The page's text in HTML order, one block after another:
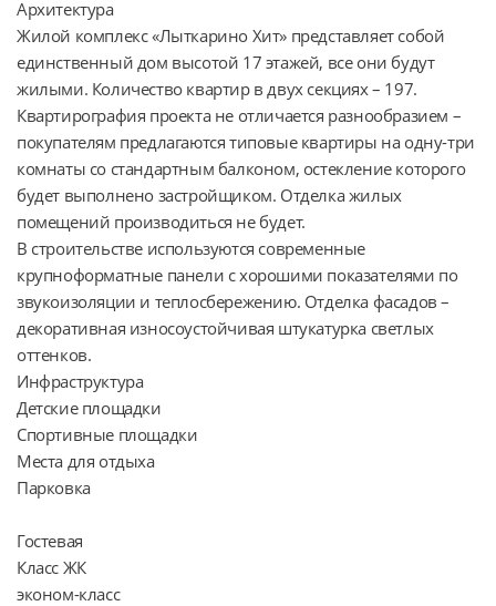
Архитектура
Жилой комплекс «Лыткарино Хит» представляет собой
единственный дом высотой 17 этажей, все они будут
жилыми. Количество квартир в двух секциях – 197.
Квартирография проекта не отличается разнообразием –
покупателям предлагаются типовые квартиры на одну-три
комнаты со стандартным балконом, остекление которого
будет выполнено застройщиком. Отделка жилых
помещений производиться не будет.
В строительстве используются современные
крупноформатные панели с хорошими показателями по
звукоизоляции и теплосбережению. Отделка фасадов –
декоративная износоустойчивая штукатурка светлых
оттенков.
Инфраструктура
Детские площадки
Спортивные площадки
Места для отдыха
Парковка
Гостевая
Класс ЖК
эконом-класс